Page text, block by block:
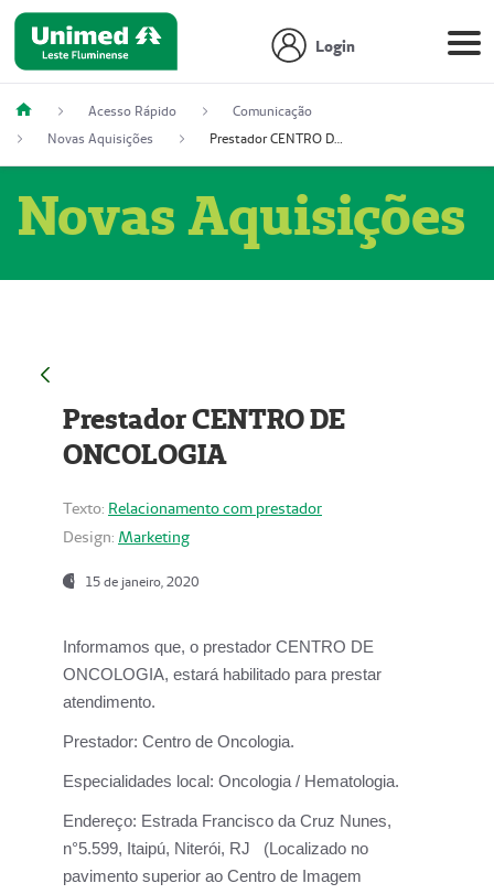
Login
Acesso Rápido
Comunicação
Novas Aquisições
Prestador CENTRO DE ONCOLOGIA
Novas Aquisições
Prestador CENTRO DE
ONCOLOGIA
Texto: Relacionamento com prestador
Design: Marketing
15 de janeiro, 2020
Informamos que, o prestador CENTRO DE
ONCOLOGIA, estará habilitado para prestar
atendimento.
Prestador: Centro de Oncologia.
Especialidades local: Oncologia / Hematologia.
Endereço: Estrada Francisco da Cruz Nunes,
n°5.599, Itaipú, Niterói, RJ (Localizado no
pavimento superior ao Centro de Imagem